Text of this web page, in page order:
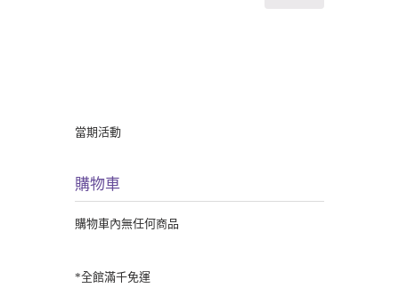
當期活動
購物車
購物車內無任何商品
*全館滿千免運